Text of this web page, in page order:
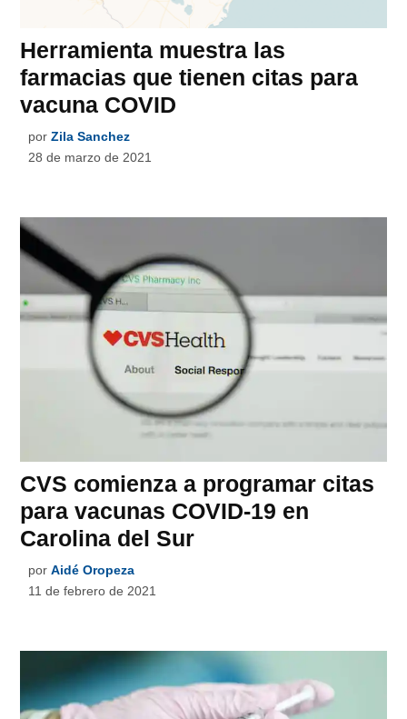
Herramienta muestra las
farmacias que tienen citas para
vacuna COVID
por Zila Sanchez
28 de marzo de 2021
CVS comienza a programar citas
para vacunas COVID-19 en
Carolina del Sur
por Aidé Oropeza
11 de febrero de 2021